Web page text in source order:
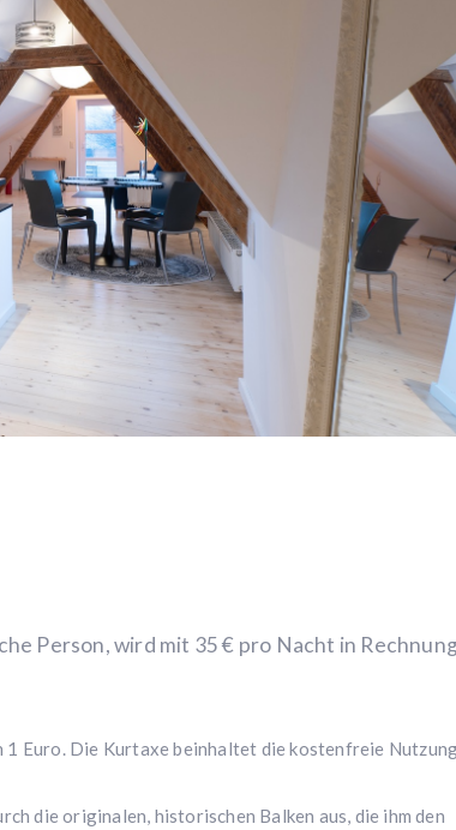
Person, wird mit 35 € pro Nacht in
1 Euro. Die Kurtaxe beinhaltet die kostenfreie
die originalen, historischen Balken aus, die ihm den